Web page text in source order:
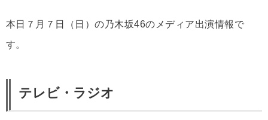
本日７月７日（日）の乃木坂46のメディア出演情報で
す。
テレビ・ラジオ